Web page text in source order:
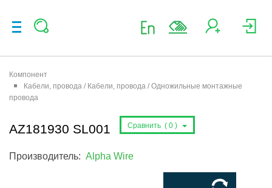
Компонент
Кабели, провода / Кабели, провода / Одножильные монтажные
провода
AZ181930 SL001 Сравнить ( 0 )
Производитель: Alpha Wire